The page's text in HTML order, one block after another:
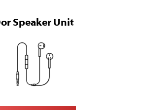
Speaker Unit